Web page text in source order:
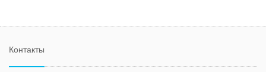
Контакты